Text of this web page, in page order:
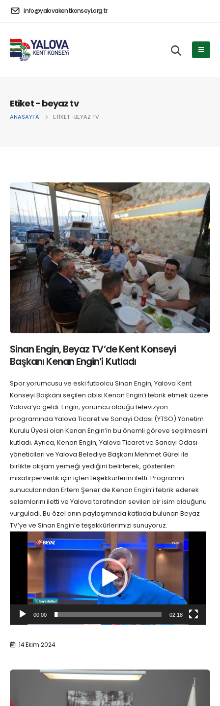
info@yalovakentkonseyi.org.tr
Etiket - beyaz tv
ANASAYFA ETIKET -BEYAZ TV
Sinan Engin, Beyaz TV’de Kent Konseyi
Başkanı Kenan Engin’i Kutladı
Spor yorumcusu ve eski futbolcu Sinan Engin, Yalova Kent
Konseyi Başkanı seçilen abisi Kenan Engin’i tebrik etmek üzere
Yalova’ya geldi. Engin, yorumcu olduğu televizyon
programında Yalova Ticaret ve Sanayi Odası (YTSO) Yönetim
Kurulu Üyesi olan Kenan Engin’in bu önemli göreve seçilmesini
kutladı. Ayrıca, Kenan Engin, Yalova Ticaret ve Sanayi Odası
yöneticileri ve Yalova Belediye Başkanı Mehmet Gürel ile
birlikte akşam yemeği yediğini belirterek, gösterilen
misafirperverlik için içten teşekkürlerini iletti. Programın
sunucularından Ertem Şener de Kenan Engin’i tebrik ederek
selamlarını iletti ve Yalova tarafından sevilen bir isim olduğunu
vurguladı. Bu özel anın paylaşımında katkıda bulunan Beyaz
TV’ye ve Sinan Engin’e teşekkürlerimizi sunuyoruz.
oynatıcı
00:00 02:18
14 Ekim 2024